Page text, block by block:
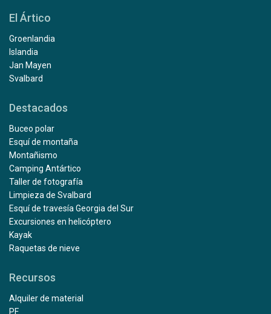
El Ártico
Groenlandia
Islandia
Jan Mayen
Svalbard
Destacados
Buceo polar
Esquí de montaña
Montañismo
Camping Antártico
Taller de fotografía
Limpieza de Svalbard
Esquí de travesía Georgia del Sur
Excursiones en helicóptero
Kayak
Raquetas de nieve
Recursos
Alquiler de material
PF